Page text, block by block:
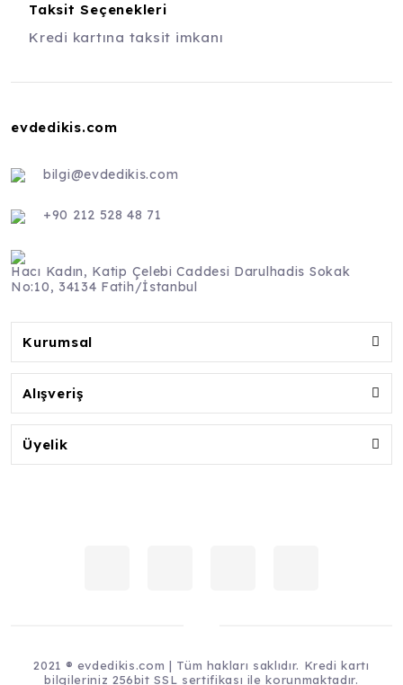
Taksit Seçenekleri
Kredi kartına taksit imkanı
evdedikis.com
bilgi@evdedikis.com
+90 212 528 48 71
Hacı Kadın, Katip Çelebi Caddesi Darulhadis Sokak
No:10, 34134 Fatih/İstanbul
Kurumsal
Alışveriş
Üyelik
2021 ® evdedikis.com | Tüm hakları saklıdır. Kredi kartı
bilgileriniz 256bit SSL sertifikası ile korunmaktadır.